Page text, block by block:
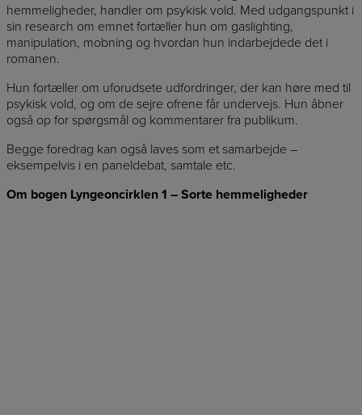
hemmeligheder, handler om psykisk vold. Med udgangspunkt i
sin research om emnet fortæller hun om gaslighting,
manipulation, mobning og hvordan hun indarbejdede det i
romanen.
Hun fortæller om uforudsete udfordringer, der kan høre med til
psykisk vold, og om de sejre ofrene får undervejs. Hun åbner
også op for spørgsmål og kommentarer fra publikum.
Begge foredrag kan også laves som et samarbejde –
eksempelvis i en paneldebat, samtale etc.
Om bogen Lyngeoncirklen 1 – Sorte hemmeligheder